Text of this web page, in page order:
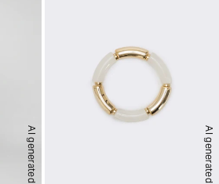
AI generated AI generated